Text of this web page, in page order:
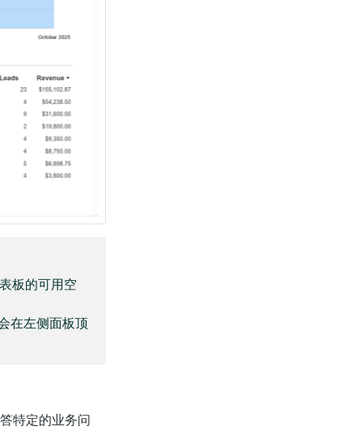
板的可用空
在左侧面板顶
特定的业务问